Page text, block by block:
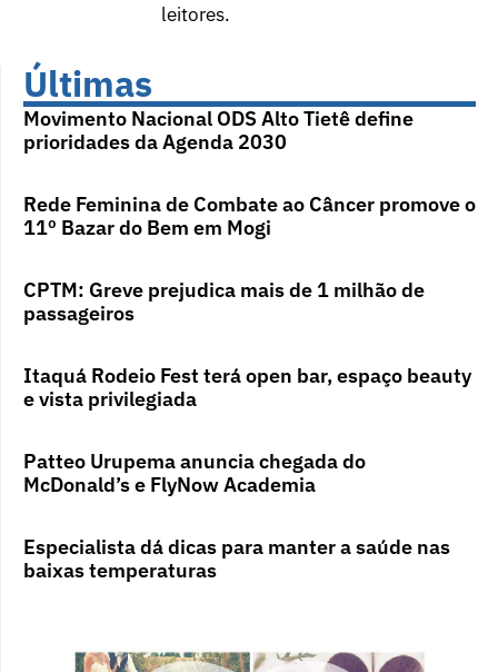
leitores.
Últimas
Movimento Nacional ODS Alto Tietê define
prioridades da Agenda 2030
Rede Feminina de Combate ao Câncer promove o
11º Bazar do Bem em Mogi
CPTM: Greve prejudica mais de 1 milhão de
passageiros
Itaquá Rodeio Fest terá open bar, espaço beauty
e vista privilegiada
Patteo Urupema anuncia chegada do
McDonald’s e FlyNow Academia
Especialista dá dicas para manter a saúde nas
baixas temperaturas